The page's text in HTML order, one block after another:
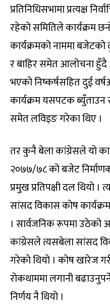
प्रतिनिधिसभामा प्रत्यक्ष
रहेको समितिले कार्यक्रम
कार्यक्रमको नाममा
र बाहिर समेत आलोचना
भएको निष्कर्षसहित दुई
कार्यक्रम यसपटक
समेत लविइङ गरेका थिए ।
तर कुनै बेला कांग्रेसले यो
२०७७/७८ को बजेट
प्रमुख प्रतिपक्षी दल थियो
सांसद विकास कोष
। सार्वजनिक रूपमा उठेको
कांग्रेसले त्यसबेला सांसद
गरेको थियो । कोष खारेज
रोकथाममा लगानी
निर्णय नै थियो ।